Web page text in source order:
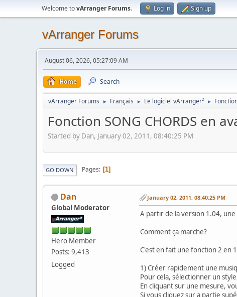
Welcome tovArranger Forums. Log in Sign up
vArranger Forums
August 06, 2026, 05:27:09 AM
Home Search
vArranger Forums ► Français ► Le logiciel vArranger² ►
Fonction SONG CHORDS en
Started by Dan, January 02, 2011, 08:40:25 PM
GO DOWN Pages 1
Dan
Global Moderator
Hero Member
Posts: 9,413
Logged
January 02, 2011, 08:40:25 PM
A partir de la version 1.04,
Comment ça marche?
C'est en fait une fonction 2 en
1) Créer rapidement une
Pour cela, sélectionner un
En cliquant sur une mesure,
Si vous cliquez sur a partie